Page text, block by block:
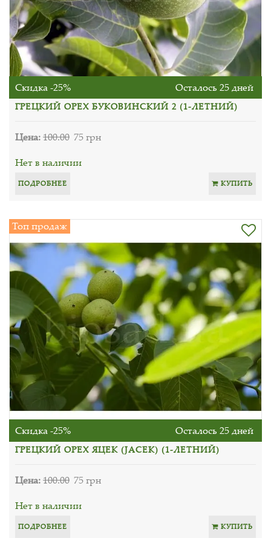
Скидка -25% Осталось 25 дней
ГРЕЦКИЙ ОРЕХ БУКОВИНСКИЙ 2 (1-ЛЕТНИЙ)
Цена:100.00 75 грн
Нет в наличии
ПОДРОБНЕЕ КУПИТЬ
Топ продаж
Скидка -25% Осталось 25 дней
ГРЕЦКИЙ ОРЕХ ЯЦЕК (JАСЕK) (1-ЛЕТНИЙ)
Цена:100.00 75 грн
Нет в наличии
ПОДРОБНЕЕ КУПИТЬ